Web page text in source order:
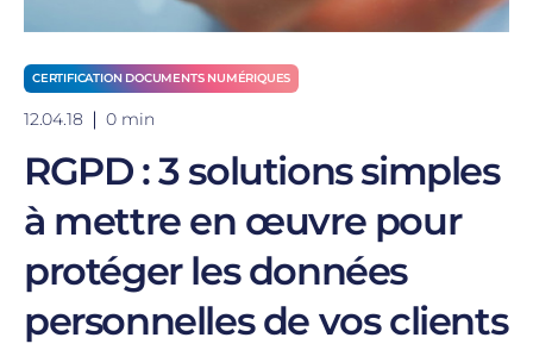
CERTIFICATION DOCUMENTS NUMÉRIQUES
12.04.18 0 min
RGPD : 3 solutions simples
à mettre en œuvre pour
protéger les données
personnelles de vos clients